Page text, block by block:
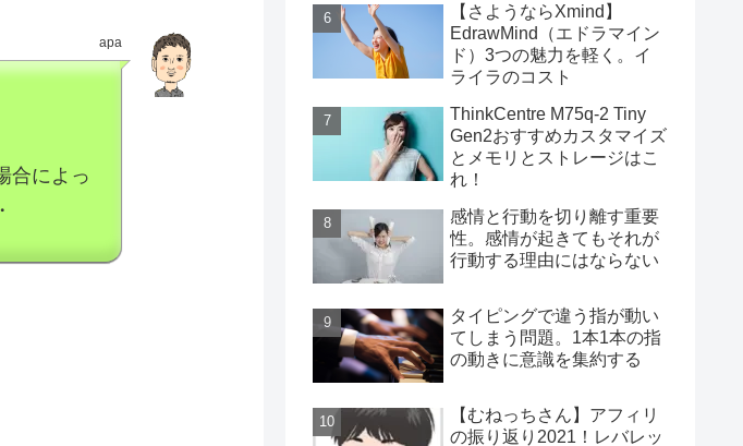
apa
合によっ
【さようならXmind】
EdrawMind（エドラマイン
ド）3つの魅力を軽く。イ
ライラのコスト
ThinkCentre M75q-2 Tiny
Gen2おすすめカスタマイズ
とメモリとストレージはこ
れ！
感情と行動を切り離す重要
性。感情が起きてもそれが
行動する理由にはならない
タイピングで違う指が動い
てしまう問題。1本1本の指
の動きに意識を集約する
【むねっちさん】アフィリ
の振り返り2021！レバレッ